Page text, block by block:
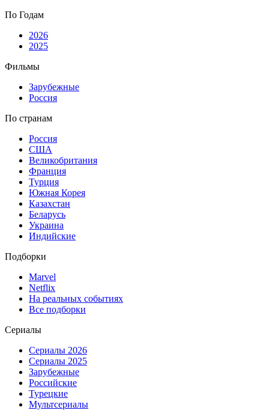
По Годам
2026
2025
Фильмы
Зарубежные
Россия
По странам
Россия
США
Великобритания
Франция
Турция
Южная Корея
Казахстан
Беларусь
Украина
Индийские
Подборки
Marvel
Netflix
На реальных событиях
Все подборки
Сериалы
Сериалы 2026
Сериалы 2025
Зарубежные
Российские
Турецкие
Мультсериалы